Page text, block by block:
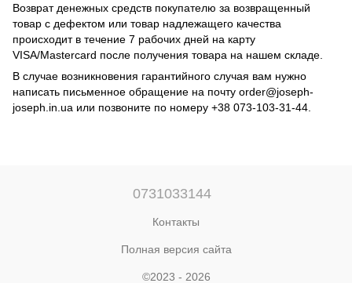
Возврат денежных средств покупателю за возвращенный
товар с дефектом или товар надлежащего качества
происходит в течение 7 рабочих дней на карту
VISA/Mastercard после получения товара на нашем складе.
В случае возникновения гарантийного случая вам нужно
написать письменное обращение на почту order@joseph-
joseph.in.ua или позвоните по номеру +38 073-103-31-44.
0731033144
Контакты
Полная версия сайта
©2023 - 2026